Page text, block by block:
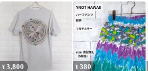
シャツ 熱帯魚
シャツ 魚
¥3,800 ¥380